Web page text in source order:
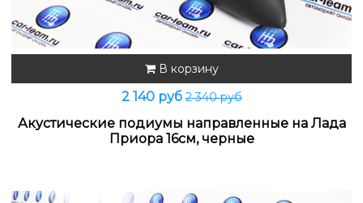
В корзину
2 140 руб2 340 руб
Акустические подиумы направленные на Лада
Приора 16см, черные